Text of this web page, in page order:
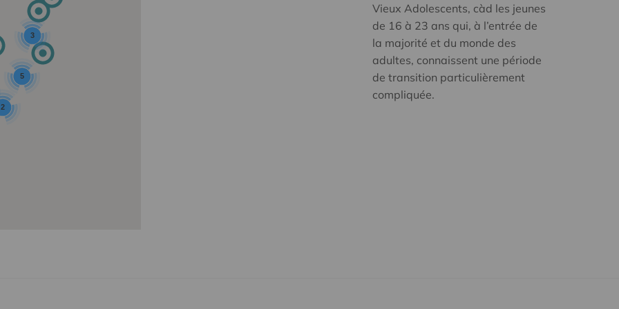
5
2
3
Vieux Adolescents, càd les jeunes
de 16 à 23 ans qui, à l’entrée de
la majorité et du monde des
adultes, connaissent une période
de transition particulièrement
compliquée.